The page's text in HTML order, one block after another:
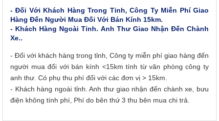
- Đối Với Khách Hàng Trong Tỉnh, Công Ty Miễn Phí Giao
Hàng Đến Người Mua Đối Với Bán Kính 15km.
- Khách Hàng Ngoài Tỉnh. Anh Thư Giao Nhận Đến Chành
Xe..
- Đối với khách hàng trong tỉnh, Công ty miễn phí giao hàng đến
người mua đối với bán kính <15km tính từ văn phòng công ty
anh thư. Có phụ thu phí đối với các đơn vị > 15km.
- Khách hàng ngoài tỉnh. Anh thư giao nhận đến chành xe, bưu
điện không tính phí, Phí do bên thứ 3 thu bên mua chi trả.